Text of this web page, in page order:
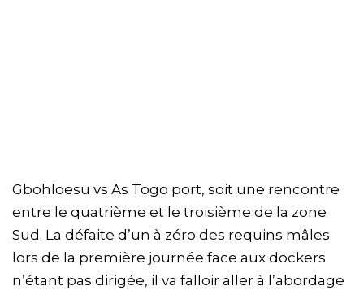
Gbohloesu vs As Togo port, soit une rencontre
entre le quatrième et le troisième de la zone
Sud. La défaite d’un à zéro des requins mâles
lors de la première journée face aux dockers
n’étant pas dirigée, il va falloir aller à l’abordage